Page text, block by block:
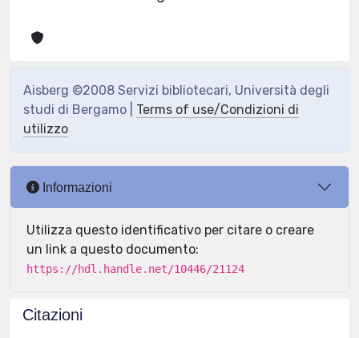
Aisberg ©2008 Servizi bibliotecari, Università degli
studi di Bergamo | Terms of use/Condizioni di
utilizzo
Informazioni
Utilizza questo identificativo per citare o creare
un link a questo documento:
https://hdl.handle.net/10446/21124
Citazioni